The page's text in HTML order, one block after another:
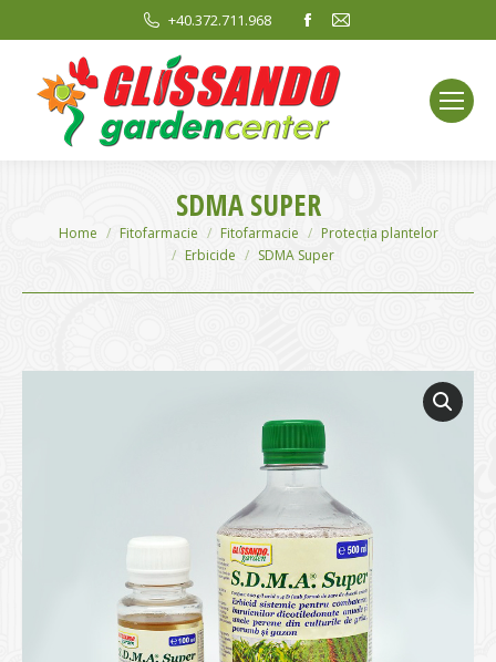
+40.372.711.968
Facebook
opens
in
new
window
Mail
window
SDMA SUPER
You are here:
Home Fitofarmacie Fitofarmacie
Protecția plantelor
Erbicide
SDMA Super